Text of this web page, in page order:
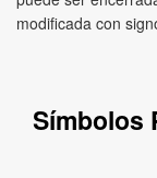
modificada con
Símbolos